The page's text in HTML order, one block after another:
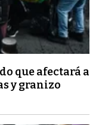
que afectará a
y granizo